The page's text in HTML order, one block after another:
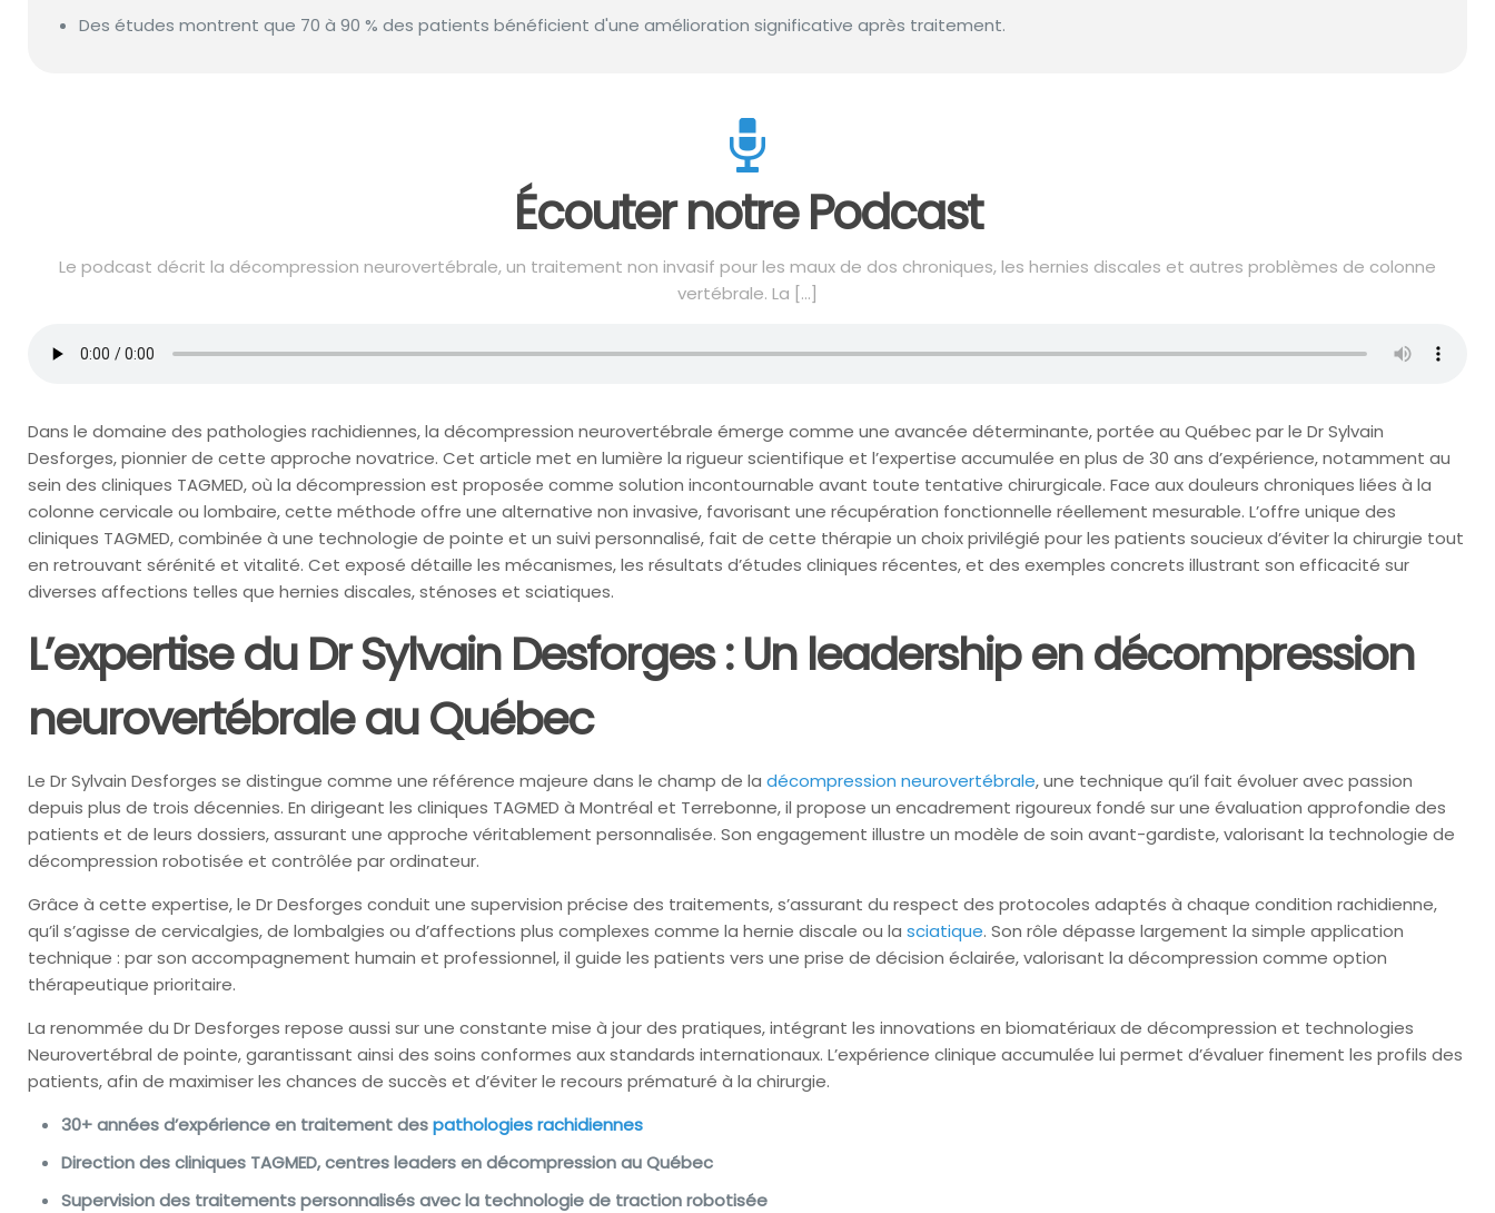
Des études montrent que 70 à 90 % des patients bénéficient d'une amélioration significative après traitement.
Écouter notre Podcast
Le podcast décrit la décompression neurovertébrale, un traitement non invasif pour les maux de dos chroniques, les hernies discales et autres problèmes de colonne
vertébrale. La […]
Dans le domaine des pathologies rachidiennes, la décompression neurovertébrale émerge comme une avancée déterminante, portée au Québec par le Dr Sylvain
Desforges, pionnier de cette approche novatrice. Cet article met en lumière la rigueur scientifique et l’expertise accumulée en plus de 30 ans d’expérience, notamment au
sein des cliniques TAGMED, où la décompression est proposée comme solution incontournable avant toute tentative chirurgicale. Face aux douleurs chroniques liées à la
colonne cervicale ou lombaire, cette méthode offre une alternative non invasive, favorisant une récupération fonctionnelle réellement mesurable. L’offre unique des
cliniques TAGMED, combinée à une technologie de pointe et un suivi personnalisé, fait de cette thérapie un choix privilégié pour les patients soucieux d’éviter la chirurgie tout
en retrouvant sérénité et vitalité. Cet exposé détaille les mécanismes, les résultats d’études cliniques récentes, et des exemples concrets illustrant son efficacité sur
diverses affections telles que hernies discales, sténoses et sciatiques.
L’expertise du Dr Sylvain Desforges : Un leadership en décompression
neurovertébrale au Québec
Le Dr Sylvain Desforges se distingue comme une référence majeure dans le champ de ladécompression neurovertébrale, une technique qu’il fait évoluer avec passion
depuis plus de trois décennies. En dirigeant les cliniques TAGMED à Montréal et Terrebonne, il propose un encadrement rigoureux fondé sur une évaluation approfondie des
patients et de leurs dossiers, assurant une approche véritablement personnalisée. Son engagement illustre un modèle de soin avant-gardiste, valorisant la technologie de
décompression robotisée et contrôlée par ordinateur.
Grâce à cette expertise, le Dr Desforges conduit une supervision précise des traitements, s’assurant du respect des protocoles adaptés à chaque condition rachidienne,
qu’il s’agisse de cervicalgies, de lombalgies ou d’affections plus complexes comme la hernie discale ou lasciatique. Son rôle dépasse largement la simple application
technique : par son accompagnement humain et professionnel, il guide les patients vers une prise de décision éclairée, valorisant la décompression comme option
thérapeutique prioritaire.
La renommée du Dr Desforges repose aussi sur une constante mise à jour des pratiques, intégrant les innovations en biomatériaux de décompression et technologies
Neurovertébral de pointe, garantissant ainsi des soins conformes aux standards internationaux. L’expérience clinique accumulée lui permet d’évaluer finement les profils des
patients, afin de maximiser les chances de succès et d’éviter le recours prématuré à la chirurgie.
30+ années d’expérience en traitement despathologies rachidiennes
Direction des cliniques TAGMED, centres leaders en décompression au Québec
Supervision des traitements personnalisés avec la technologie de traction robotisée